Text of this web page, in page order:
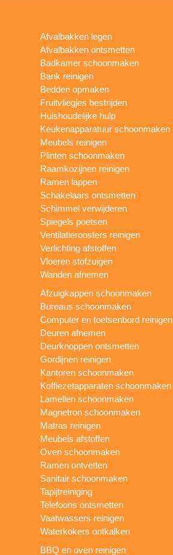
Afvalbakken legen
Afvalbakken ontsmetten
Badkamer schoonmaken
Bank reinigen
Bedden opmaken
Fruitvliegjes bestrijden
Huishoudelijke hulp
Keukenapparatuur schoonmaken
Meubels reinigen
Plinten schoonmaken
Raamkozijnen reinigen
Ramen lappen
Schakelaars ontsmetten
Schimmel verwijderen
Spiegels poetsen
Ventilatieroosters reinigen
Verlichting afstoffen
Vloeren stofzuigen
Wanden afnemen
Afzuigkappen schoonmaken
Bureaus schoonmaken
Computer en toetsenbord reinigen
Deuren afnemen
Deurknoppen ontsmetten
Gordijnen reinigen
Kantoren schoonmaken
Koffiezetapparaten schoonmaken
Lamellen schoonmaken
Magnetron schoonmaken
Matras reinigen
Meubels afstoffen
Oven schoonmaken
Ramen ontvetten
Sanitair schoonmaken
Tapijtreiniging
Telefoons ontsmetten
Vaatwassers reinigen
Waterkokers ontkalken
BBQ en oven reinigen